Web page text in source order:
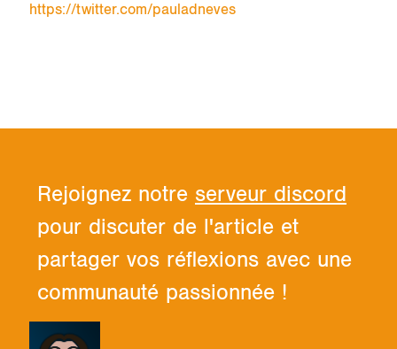
https://twitter.com/pauladneves
Rejoignez notre serveur discord
pour discuter de l'article et
partager vos réflexions avec une
communauté passionnée !